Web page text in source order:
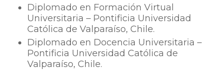
Diplomado en Formación Virtual
Universitaria – Pontificia Universidad
Católica de Valparaíso, Chile.
Diplomado en Docencia Universitaria –
Pontificia Universidad Católica de
Valparaíso, Chile.